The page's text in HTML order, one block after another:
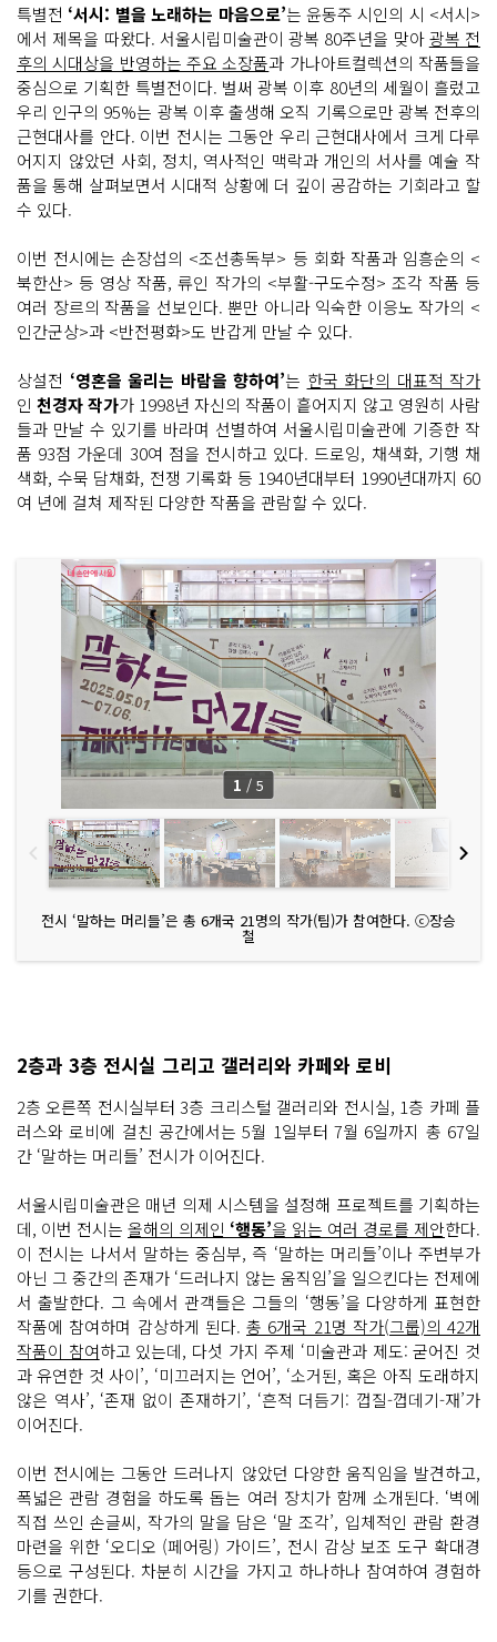
특별전 ‘서시: 별을 노래하는 마음으로’는 윤동주 시인의 시 <서시>
에서 제목을 따왔다. 서울시립미술관이 광복 80주년을 맞아광복 전
후의 시대상을 반영하는 주요 소장품과 가나아트컬렉션의 작품들을
중심으로 기획한 특별전이다. 벌써 광복 이후 80년의 세월이 흘렀고
우리 인구의 95%는 광복 이후 출생해 오직 기록으로만 광복 전후의
근현대사를 안다. 이번 전시는 그동안 우리 근현대사에서 크게 다루
어지지 않았던 사회, 정치, 역사적인 맥락과 개인의 서사를 예술 작
품을 통해 살펴보면서 시대적 상황에 더 깊이 공감하는 기회라고 할
수 있다.
이번 전시에는 손장섭의 <조선총독부> 등 회화 작품과 임흥순의 <
북한산> 등 영상 작품, 류인 작가의 <부활-구도수정> 조각 작품 등
여러 장르의 작품을 선보인다. 뿐만 아니라 익숙한 이응노 작가의 <
인간군상>과 <반전평화>도 반갑게 만날 수 있다.
상설전 ‘영혼을 울리는 바람을 향하여’는 한국 화단의 대표적 작가
인 천경자 작가가 1998년 자신의 작품이 흩어지지 않고 영원히 사람
들과 만날 수 있기를 바라며 선별하여 서울시립미술관에 기증한 작
품 93점 가운데 30여 점을 전시하고 있다. 드로잉, 채색화, 기행 채
색화, 수묵 담채화, 전쟁 기록화 등 1940년대부터 1990년대까지 60
여 년에 걸쳐 제작된 다양한 작품을 관람할 수 있다.
전시 ‘말하는 머리들’은 총 6개국 21명의 작가(팀)가 참여한다. ⓒ장승
철
1 / 5
2층과 3층 전시실 그리고 갤러리와 카페와 로비
2층 오른쪽 전시실부터 3층 크리스털 갤러리와 전시실, 1층 카페 플
러스와 로비에 걸친 공간에서는 5월 1일부터 7월 6일까지 총 67일
간 ‘말하는 머리들’ 전시가 이어진다.
서울시립미술관은 매년 의제 시스템을 설정해 프로젝트를 기획하는
데, 이번 전시는 올해의 의제인 ‘행동’을 읽는 여러 경로를 제안한다.
이 전시는 나서서 말하는 중심부, 즉 ‘말하는 머리들’이나 주변부가
아닌 그 중간의 존재가 ‘드러나지 않는 움직임’을 일으킨다는 전제에
서 출발한다. 그 속에서 관객들은 그들의 ‘행동’을 다양하게 표현한
작품에 참여하며 감상하게 된다. 총 6개국 21명 작가(그룹)의 42개
작품이 참여하고 있는데, 다섯 가지 주제 ‘미술관과 제도: 굳어진 것
과 유연한 것 사이’, ‘미끄러지는 언어’, ‘소거된, 혹은 아직 도래하지
않은 역사’, ‘존재 없이 존재하기’, ‘흔적 더듬기: 껍질-껍데기-재’가
이어진다.
이번 전시에는 그동안 드러나지 않았던 다양한 움직임을 발견하고,
폭넓은 관람 경험을 하도록 돕는 여러 장치가 함께 소개된다. ‘벽에
직접 쓰인 손글씨, 작가의 말을 담은 ‘말 조각’, 입체적인 관람 환경
마련을 위한 ‘오디오 (페어링) 가이드’, 전시 감상 보조 도구 확대경
등으로 구성된다. 차분히 시간을 가지고 하나하나 참여하여 경험하
기를 권한다.